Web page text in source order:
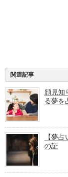
関連記事
顔見知
る夢を
【夢
の証